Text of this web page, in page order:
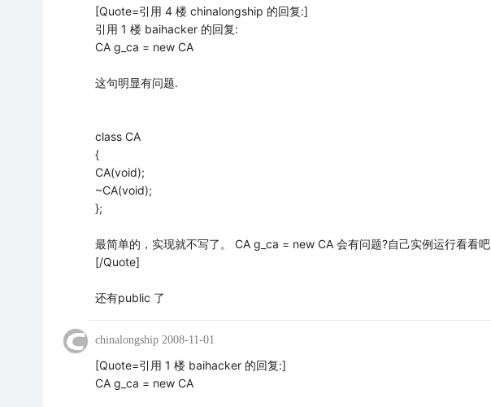
[Quote=引用 4 楼 chinalongship 的回复:]
引用 1 楼 baihacker 的回复:
CA g_ca = new CA
这句明显有问题.
class CA
{
CA(void);
~CA(void);
};
最简单的，实现就不写了。 CA g_ca = new CA 会有问题?自己实例运行看看吧
[/Quote]
还有public 了
chinalongship 2008-11-01
[Quote=引用 1 楼 baihacker 的回复:]
CA g_ca = new CA